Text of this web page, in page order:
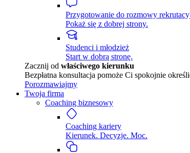
Przygotowanie do rozmowy
Pokaż się z dobrej strony.
Studenci i młodzież
Start w dobrą stronę.
Zacznij od właściwego kierunku
Bezpłatna konsultacja pomoże Ci spokojnie
Porozmawiajmy
Twoja firma
Coaching biznesowy
Coaching kariery
Kierunek. Decyzje. Moc.